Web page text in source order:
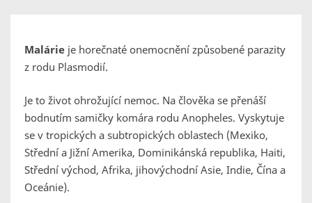
Malárie je horečnaté onemocnění způsobené parazity
z rodu Plasmodií.
Je to život ohrožující nemoc. Na člověka se přenáší
bodnutím samičky komára rodu Anopheles. Vyskytuje
se v tropických a subtropických oblastech (Mexiko,
Střední a Jižní Amerika, Dominikánská republika, Haiti,
Střední východ, Afrika, jihovýchodní Asie, Indie, Čína a
Oceánie).